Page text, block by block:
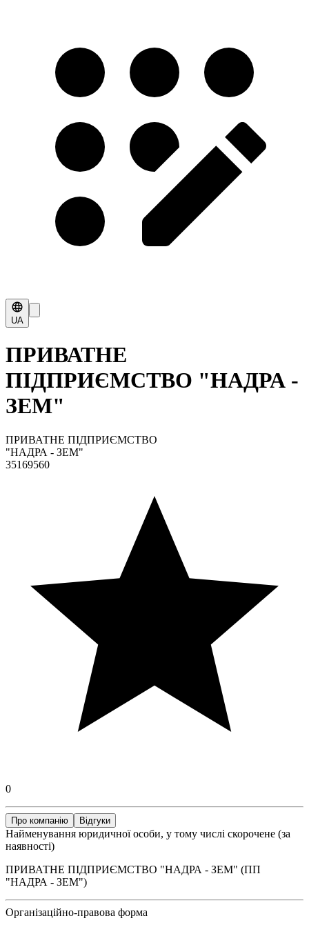
UA
ПРИВАТНЕ
ПІДПРИЄМСТВО "НАДРА -
ЗЕМ"
ПРИВАТНЕ ПІДПРИЄМСТВО
"НАДРА - ЗЕМ"
35169560
0
Про компанію Відгуки
Найменування юридичної особи, у тому числі скорочене (за
наявності)
ПРИВАТНЕ ПІДПРИЄМСТВО "НАДРА - ЗЕМ" (ПП
"НАДРА - ЗЕМ")
Організаційно-правова форма